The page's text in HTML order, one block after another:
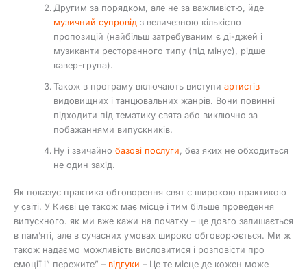
Другим за порядком, але не за важливістю, йде
музичний супровід з величезною кількістю
пропозицій (найбільш затребуваним є ді-джей і
музиканти ресторанного типу (під мінус), рідше
кавер-група).
Також в програму включають виступиартистів
видовищних і танцювальних жанрів. Вони повинні
підходити під тематику свята або виключно за
побажаннями випускників.
Ну і звичайнобазові послуги, без яких не обходиться
не один захід.
Як показує практика обговорення свят є широкою практикою
у світі. У Києві це також має місце і тим більше проведення
випускного. як ми вже кажи на початку – це довго залишається
в пам’яті, але в сучасних умовах широко обговорюється. Ми ж
також надаємо можливість висловитися і розповісти про
емоції і” пережите” – відгуки – Це те місце де кожен може